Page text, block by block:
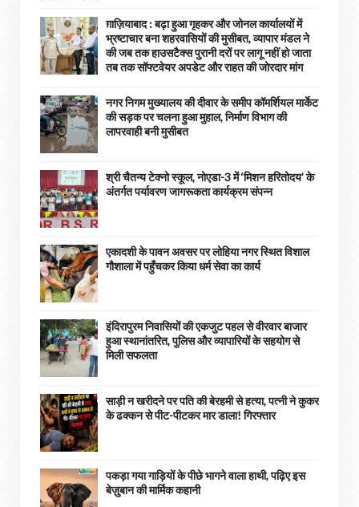
ग़ाज़ियाबाद : बढ़ा हुआ गृहकर और जोनल कार्यालयों में
भ्रष्टाचार बना शहरवासियों की मुसीबत, व्यापार मंडल ने
की जब तक हाउसटैक्स पुरानी दरों पर लागू नहीं हो जाता
तब तक सॉफ्टवेयर अपडेट और राहत की जोरदार मांग
नगर निगम मुख्यालय की दीवार के समीप कॉमर्शियल मार्केट
की सड़क पर चलना हुआ मुहाल, निर्माण विभाग की
लापरवाही बनी मुसीबत
श्री चैतन्य टेक्नो स्कूल, नोएडा-3 में ‘मिशन हरितोदय’ के
अंतर्गत पर्यावरण जागरूकता कार्यक्रम संपन्न
एकादशी के पावन अवसर पर लोहिया नगर स्थित विशाल
गौशाला में पहुँचकर किया धर्म सेवा का कार्य
इंदिरापुरम निवासियों की एकजुट पहल से वीरवार बाजार
हुआ स्थानांतरित, पुलिस और व्यापारियों के सहयोग से
मिली सफलता
साड़ी न खरीदने पर पति की बेरहमी से हत्या, पत्नी ने कुकर
के ढक्कन से पीट-पीटकर मार डाला! गिरफ्तार
पकड़ा गया गाड़ियों के पीछे भागने वाला हाथी, पढ़िए इस
बेज़ुबान की मार्मिक कहानी